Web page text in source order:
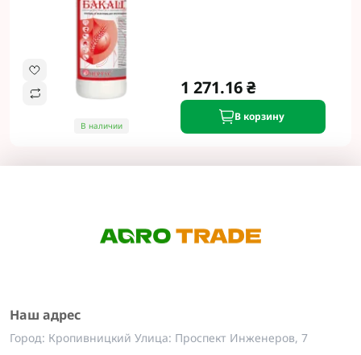
В наличии
1 271.16 ₴
В корзину
Наш адрес
Город: Кропивницкий Улица: Проспект Инженеров, 7